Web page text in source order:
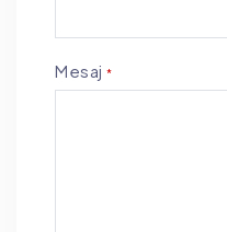
Mesaj*